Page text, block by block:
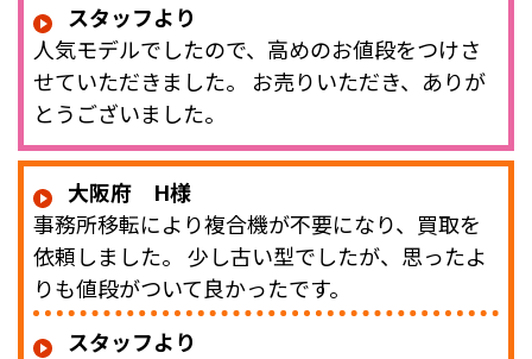
スタッフより
人気モデルでしたので、高めのお値段をつけさ
せていただきました。 お売りいただき、ありが
とうございました。
大阪府 H様
事務所移転により複合機が不要になり、買取を
依頼しました。 少し古い型でしたが、思ったよ
りも値段がついて良かったです。
スタッフより